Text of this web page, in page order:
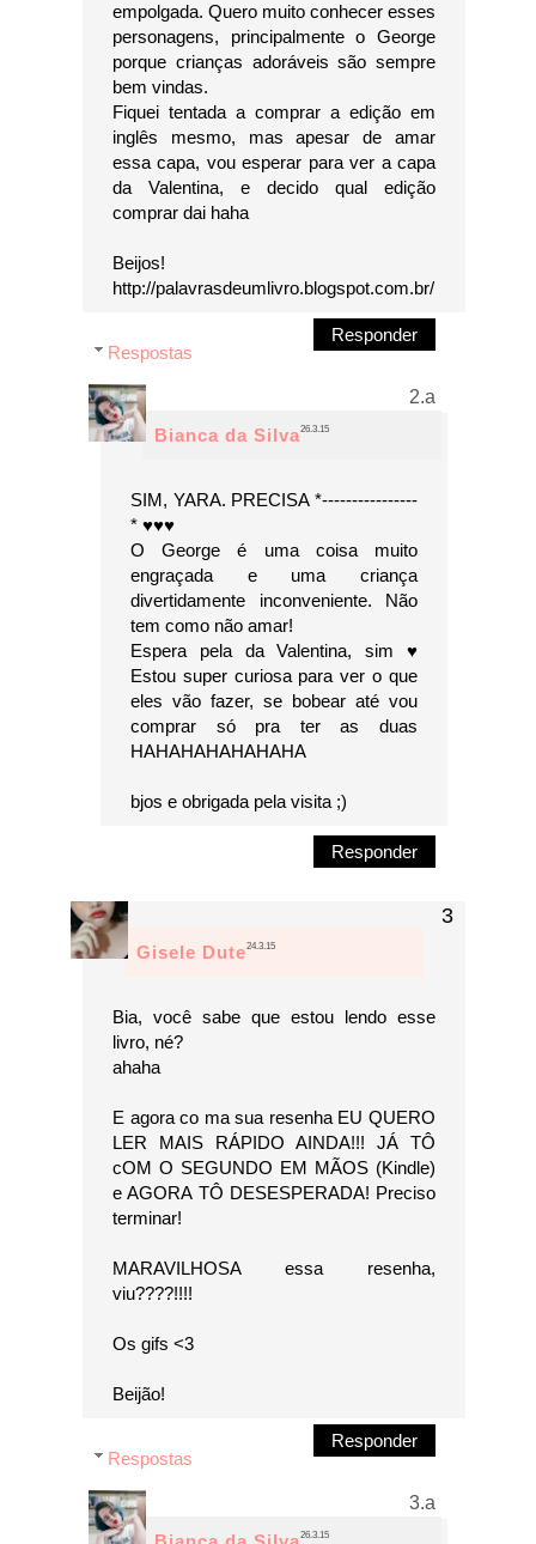
empolgada. Quero muito conhecer esses
personagens, principalmente o George
porque crianças adoráveis são sempre
bem vindas.
Fiquei tentada a comprar a edição em
inglês mesmo, mas apesar de amar
essa capa, vou esperar para ver a capa
da Valentina, e decido qual edição
comprar dai haha
Beijos!
http://palavrasdeumlivro.blogspot.com.br/
Responder
Respostas
Bianca da Silva26.3.15
SIM, YARA. PRECISA *----------------
* ♥♥♥
O George é uma coisa muito
engraçada e uma criança
divertidamente inconveniente. Não
tem como não amar!
Espera pela da Valentina, sim ♥
Estou super curiosa para ver o que
eles vão fazer, se bobear até vou
comprar só pra ter as duas
HAHAHAHAHAHAHA
bjos e obrigada pela visita ;)
Responder
Gisele Dute24.3.15
Bia, você sabe que estou lendo esse
livro, né?
ahaha
E agora co ma sua resenha EU QUERO
LER MAIS RÁPIDO AINDA!!! JÁ TÔ
cOM O SEGUNDO EM MÃOS (Kindle)
e AGORA TÔ DESESPERADA! Preciso
terminar!
MARAVILHOSA essa resenha,
viu????!!!!
Os gifs <3
Beijão!
Responder
Respostas
26.3.15